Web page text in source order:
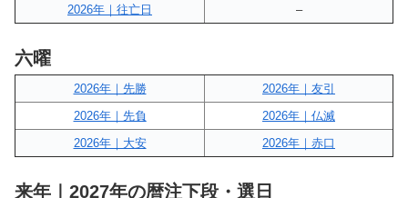
2026年｜往亡日
–
六曜
2026年｜先勝
2026年｜友引
2026年｜先負
2026年｜仏滅
2026年｜大安
2026年｜赤口
来年｜2027年の暦注下段・選日